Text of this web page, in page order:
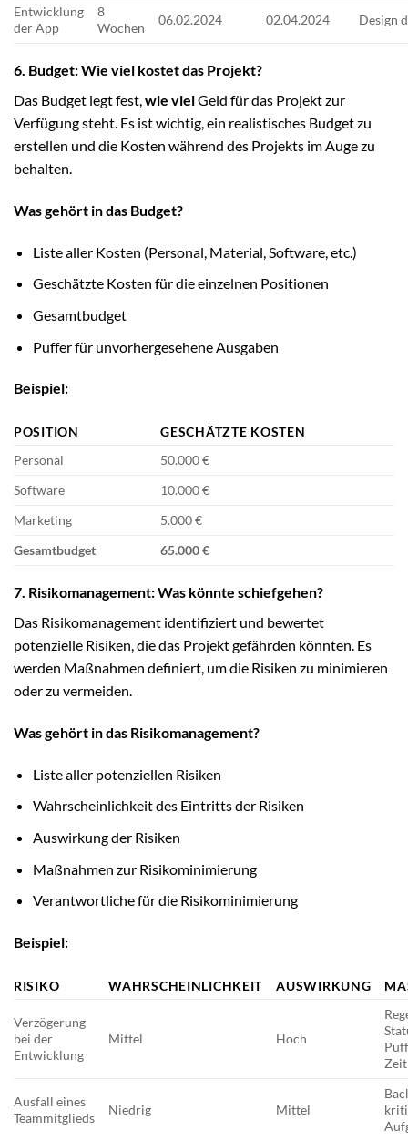
Entwicklung
der App
8
Wochen
06.02.2024 02.04.2024 Design
6. Budget: Wie viel kostet das Projekt?
Das Budget legt fest,wie vielGeld für das Projekt zur
Verfügung steht. Es ist wichtig, ein realistisches Budget zu
erstellen und die Kosten während des Projekts im Auge zu
behalten.
Was gehört in das Budget?
Liste aller Kosten (Personal, Material, Software, etc.)
Geschätzte Kosten für die einzelnen Positionen
Gesamtbudget
Puffer für unvorhergesehene Ausgaben
Beispiel:
POSITION
GESCHÄTZTE KOSTEN
Personal
50.000 €
Software
10.000 €
Marketing
5.000 €
Gesamtbudget
65.000 €
7. Risikomanagement: Was könnte schiefgehen?
Das Risikomanagement identifiziert und bewertet
potenzielle Risiken, die das Projekt gefährden könnten. Es
werden Maßnahmen definiert, um die Risiken zu minimieren
oder zu vermeiden.
Was gehört in das Risikomanagement?
Liste aller potenziellen Risiken
Wahrscheinlichkeit des Eintritts der Risiken
Auswirkung der Risiken
Maßnahmen zur Risikominimierung
Verantwortliche für die Risikominimierung
Beispiel:
RISIKO WAHRSCHEINLICHKEIT AUSWIRKUNG
Verzögerung
bei der
Entwicklung
Mittel Hoch
Ausfall eines
Teammitglieds
Niedrig Mittel